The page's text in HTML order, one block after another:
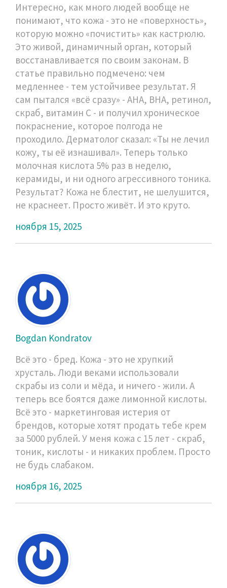
Интересно, как много людей вообще не
понимают, что кожа - это не «поверхность»,
которую можно «почистить» как кастрюлю.
Это живой, динамичный орган, который
восстанавливается по своим законам. В
статье правильно подмечено: чем
медленнее - тем устойчивее результат. Я
сам пытался «всё сразу» - AHA, BHA, ретинол,
скраб, витамин С - и получил хроническое
покраснение, которое полгода не
проходило. Дерматолог сказал: «Ты не лечил
кожу, ты её изнашивал». Теперь только
молочная кислота 5% раз в неделю,
керамиды, и ни одного агрессивного тоника.
Результат? Кожа не блестит, не шелушится,
не краснеет. Просто живёт. И это круто.
ноября 15, 2025
Bogdan Kondratov
Всё это - бред. Кожа - это не хрупкий
хрусталь. Люди веками использовали
скрабы из соли и мёда, и ничего - жили. А
теперь все боятся даже лимонной кислоты.
Всё это - маркетинговая истерия от
брендов, которые хотят продать тебе крем
за 5000 рублей. У меня кожа с 15 лет - скраб,
тоник, кислоты - и никаких проблем. Просто
не будь слабаком.
ноября 16, 2025